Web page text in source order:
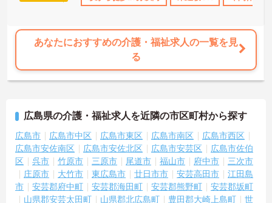
―――――――――――――――
・福利厚生制度あり
・各種休暇制度あり
→ 長期的な就業を目指しやすい環境です♪
―――――――――――――――
入職後のフォロー体制があります
・各シフトでサポート実施
・ベテランスタッフが対応
・資格奨励制度あり
→ 業務に慣れながら働きやすい環境です♪
―――――――――――――――
■ 通勤しやすい立地環境
あなたにおすすめの介護・福祉求人の一覧を見
る
広島県の介護・福祉求人を近隣の市区町村から探す
広島市 広島市中区 広島市東区 広島市南区
広島市西区
広島市安佐南区
広島市安佐北区 広島市安芸区
広島市佐伯
区
呉市 竹原市 三原市 尾道市 福山市 府中市
三次市
庄原市
大竹市 東広島市 廿日市市 安芸高田市
江田島
市
安芸郡府中町 安芸郡海田町 安芸郡熊野町
安芸郡坂町
山県郡安芸太田町
山県郡北広島町 豊田郡大崎上島町 世